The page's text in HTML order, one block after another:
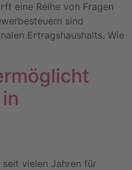
eine Reihe von Fragen
sind
Ertragshaushalts. Wie
vielen Jahren für